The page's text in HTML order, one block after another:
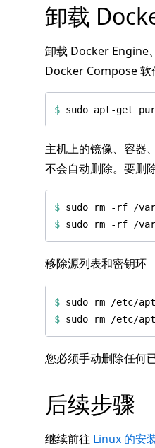
卸载
卸载 Docker Engine
Docker Compose 软
$
主机上的镜像、容器
不会自动删除。要删
$
$
移除源列表和密钥环
$
$
您必须手动删除任何
后续步骤
继续前往 Linux 的安